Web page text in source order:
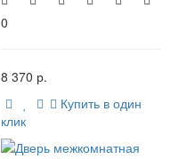
0
8 370 р.
Купить в один
клик